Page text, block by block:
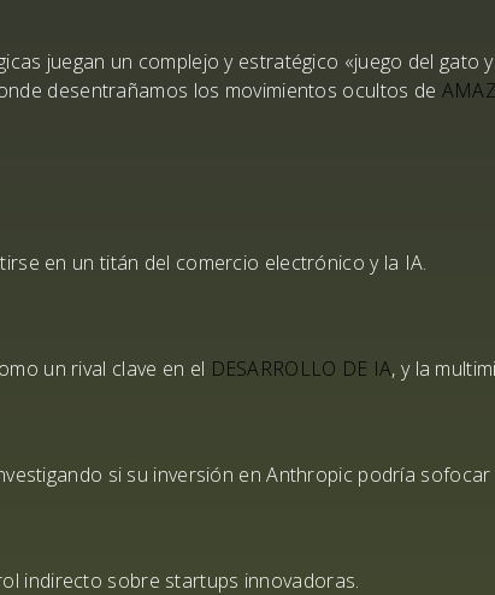
juegan un complejo y estratégico «juego del gato
desentrañamos los movimientos ocultos de
en un titán del comercio electrónico y la IA.
un rival clave en el DESARROLLO DE IA, y la
si su inversión en Anthropic podría
indirecto sobre startups innovadoras.